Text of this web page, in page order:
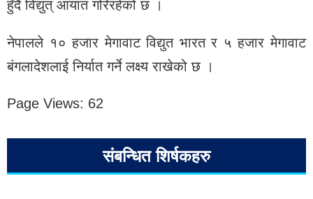
हुँदै विद्युत् आयात गरिरहेको छ ।
नेपालले १० हजार मेगावाट विद्युत भारत र ५ हजार मेगावाट
बंगलादेशलाई निर्यात गर्ने लक्ष्य राखेको छ ।
Page Views: 62
संबन्धित शिर्षकहरु